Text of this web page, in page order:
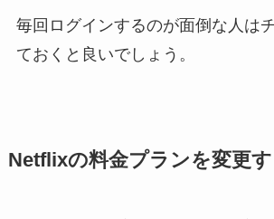
毎回ログインするのが面倒な人は
ておくと良いでしょう。
Netflixの料金プランを変更